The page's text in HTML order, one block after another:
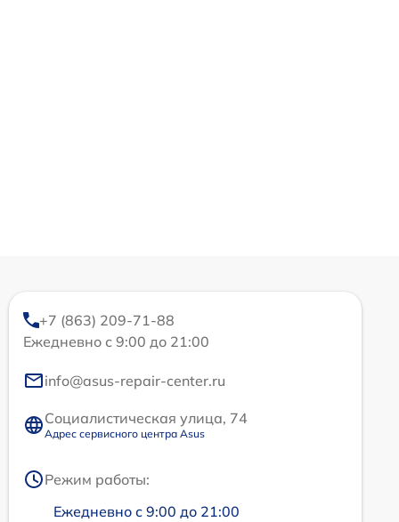
+7 (863) 209-71-88
Ежедневно с 9:00 до 21:00
info@asus-repair-center.ru
Социалистическая улица, 74
Адрес сервисного центра Asus
Режим работы:
Ежедневно с 9:00 до 21:00